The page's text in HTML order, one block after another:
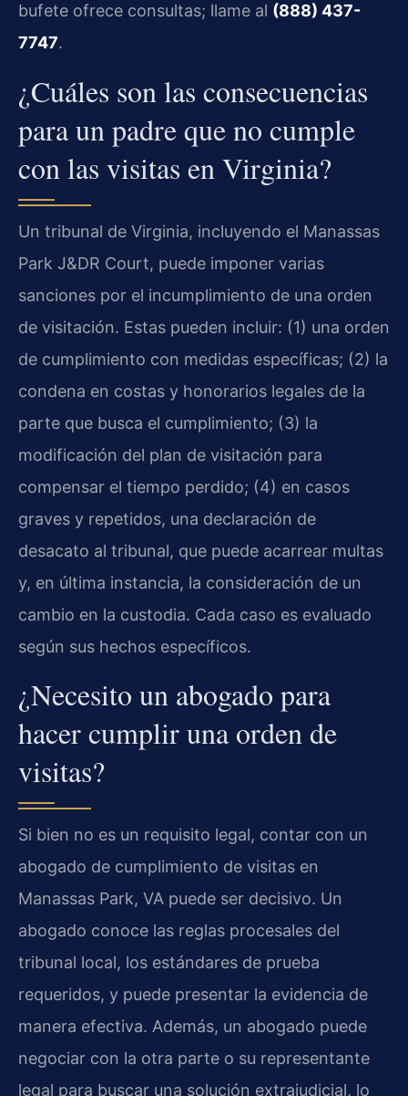
bufete ofrece consultas; llame al (888) 437-
7747.
¿Cuáles son las consecuencias
para un padre que no cumple
con las visitas en Virginia?
Un tribunal de Virginia, incluyendo el Manassas
Park J&DR Court, puede imponer varias
sanciones por el incumplimiento de una orden
de visitación. Estas pueden incluir: (1) una orden
de cumplimiento con medidas específicas; (2) la
condena en costas y honorarios legales de la
parte que busca el cumplimiento; (3) la
modificación del plan de visitación para
compensar el tiempo perdido; (4) en casos
graves y repetidos, una declaración de
desacato al tribunal, que puede acarrear multas
y, en última instancia, la consideración de un
cambio en la custodia. Cada caso es evaluado
según sus hechos específicos.
¿Necesito un abogado para
hacer cumplir una orden de
visitas?
Si bien no es un requisito legal, contar con un
abogado de cumplimiento de visitas en
Manassas Park, VA puede ser decisivo. Un
abogado conoce las reglas procesales del
tribunal local, los estándares de prueba
requeridos, y puede presentar la evidencia de
manera efectiva. Además, un abogado puede
negociar con la otra parte o su representante
legal para buscar una solución extrajudicial, lo